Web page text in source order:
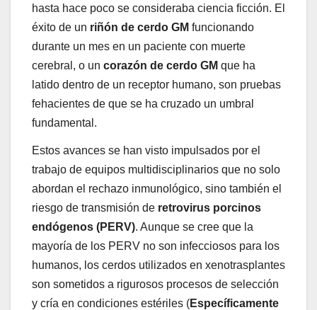
hasta hace poco se consideraba ciencia ficción. El
éxito de un riñón de cerdo GM funcionando
durante un mes en un paciente con muerte
cerebral, o un corazón de cerdo GM que ha
latido dentro de un receptor humano, son pruebas
fehacientes de que se ha cruzado un umbral
fundamental.
Estos avances se han visto impulsados por el
trabajo de equipos multidisciplinarios que no solo
abordan el rechazo inmunológico, sino también el
riesgo de transmisión de retrovirus porcinos
endógenos (PERV). Aunque se cree que la
mayoría de los PERV no son infecciosos para los
humanos, los cerdos utilizados en xenotrasplantes
son sometidos a rigurosos procesos de selección
y cría en condiciones estériles (Específicamente